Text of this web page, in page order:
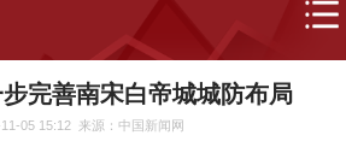
完善南宋白帝城城防布局
05 15:12 来源：中国新闻网